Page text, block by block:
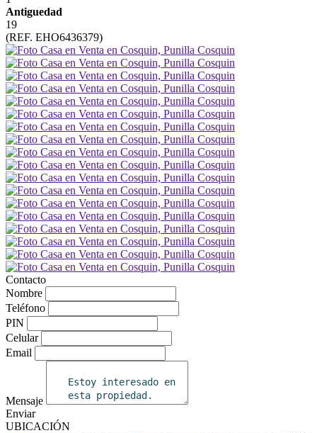
Antiguedad
19
(REF. EHO6436379)
Contacto
Nombre
Teléfono
PIN
Celular
Email
Mensaje
Enviar
UBICACIÓN